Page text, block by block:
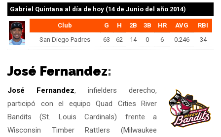
Gabriel Quintana al día de hoy (14 de Junio del año 2014)
Club G H 2B 3B HR AVG
RBI
San Diego Padres
63 62 14 0 6 0.246 34
José Fernandez:
José Fernandez, infielders derecho,
participó con el equipo Quad Cities River
Bandits (St. Louis Cardinals) frente a
Wisconsin Timber Rattlers (Milwaukee